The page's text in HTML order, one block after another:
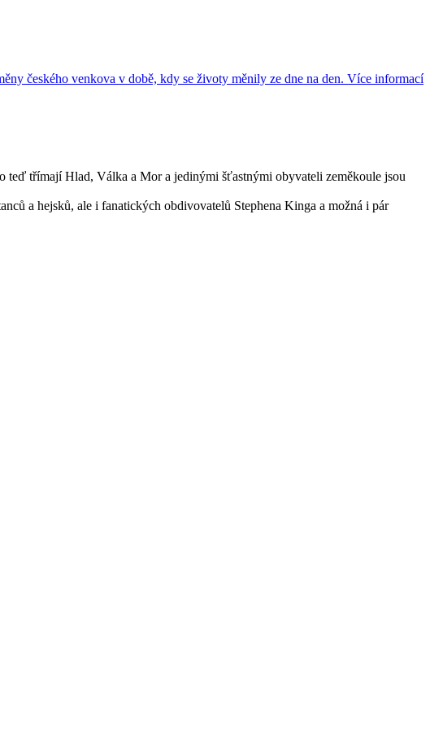
českého venkova v době, kdy se životy měnily ze dne na den. Více informací
teď třímají Hlad, Válka a Mor a jedinými šťastnými obyvateli zeměkoule jsou
a hejsků, ale i fanatických obdivovatelů Stephena Kinga a možná i pár